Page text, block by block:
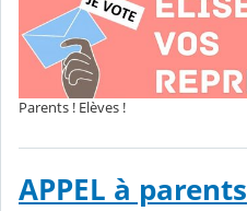
Parents ! Elèves !
APPEL à parents